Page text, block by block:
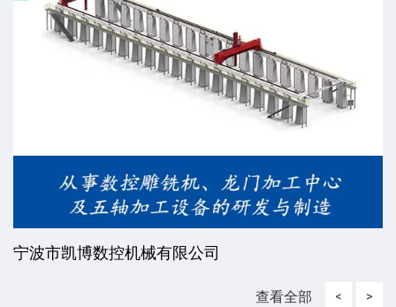
宁波市凯博数控机械有限公司
查看全部 < >